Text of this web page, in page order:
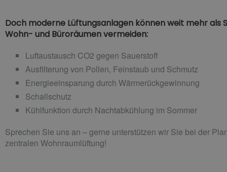
Doch moderne Lüftungsanlagen können weit mehr als
Wohn- und Büroräumen vermeiden:
Luftaustausch CO2 gegen Sauerstoff
Ausfilterung von Pollen, Feinstaub und Schmutz
Energieeinsparung durch Wärmerückgewinnung
Schallschutz
Kühlfunktion durch Nachtabkühlung im Sommer
Sprechen Sie uns an – gerne unterstützen wir Sie bei der
zentralen Wohnraumlüftung!